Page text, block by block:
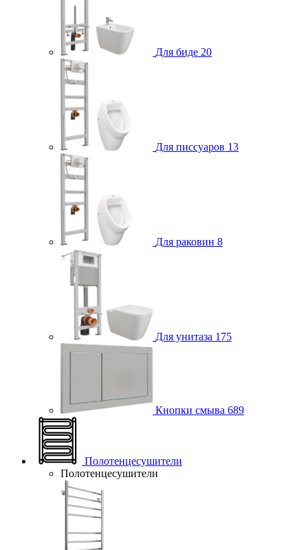
Для биде 20
Для писсуаров 13
Для раковин 8
Для унитаза 175
Кнопки смыва 689
Полотенцесушители
Полотенцесушители